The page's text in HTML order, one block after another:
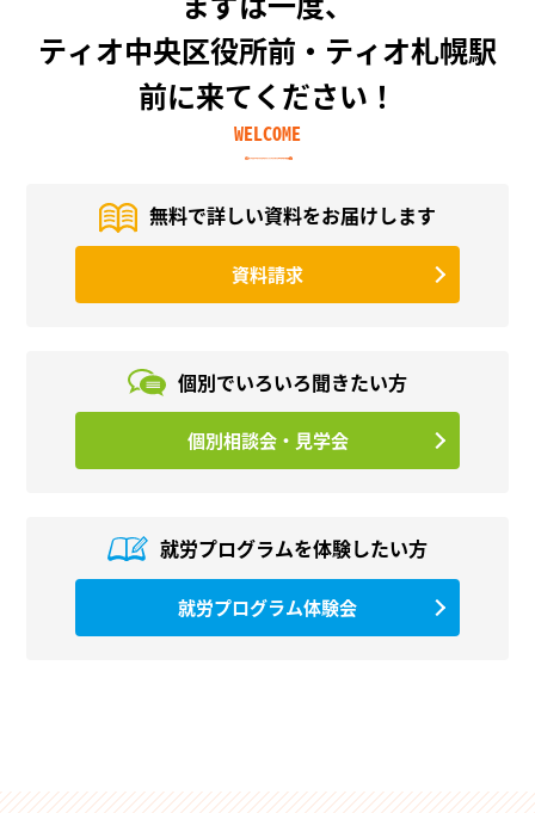
ティオ中央区役所前・ティオ札幌駅
前に来てください！
WELCOME
無料で詳しい資料をお届けします
資料請求
個別でいろいろ聞きたい方
個別相談会・見学会
就労プログラムを体験したい方
就労プログラム体験会